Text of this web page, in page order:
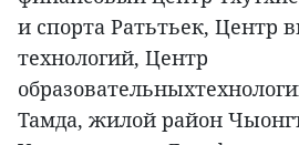
и спорта Ратьтьек, Центр
технологий, Центр
Тамда, жилой район